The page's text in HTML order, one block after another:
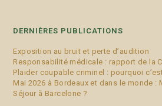
DERNIÈRES PUBLICATIONS
Exposition au bruit et perte d’audition
Responsabilité médicale : rapport de la
Plaider coupable criminel : pourquoi
Mai 2026 à Bordeaux et dans le monde :
Séjour à Barcelone ?